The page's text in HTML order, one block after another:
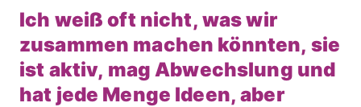
Ich weiß oft nicht, was wir
zusammen machen könnten, sie
ist aktiv, mag Abwechslung und
hat jede Menge Ideen, aber